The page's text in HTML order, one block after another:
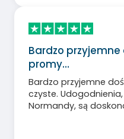
Bardzo
promy…
Bardzo przyjemne
czyste.
Normandy, są